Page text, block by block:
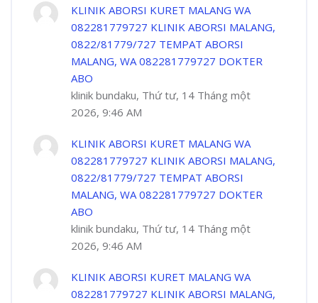
KLINIK ABORSI KURET MALANG WA
082281779727 KLINIK ABORSI MALANG,
0822/81779/727 TEMPAT ABORSI
MALANG, WA 082281779727 DOKTER
ABO
klinik bundaku, Thứ tư, 14 Tháng một
2026, 9:46 AM
KLINIK ABORSI KURET MALANG WA
082281779727 KLINIK ABORSI MALANG,
0822/81779/727 TEMPAT ABORSI
MALANG, WA 082281779727 DOKTER
ABO
klinik bundaku, Thứ tư, 14 Tháng một
2026, 9:46 AM
KLINIK ABORSI KURET MALANG WA
082281779727 KLINIK ABORSI MALANG,